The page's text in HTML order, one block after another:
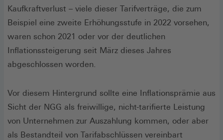
Kaufkraftverlust – viele dieser Tarifverträge, die zum
Beispiel eine zweite Erhöhungsstufe in 2022 vorsehen,
waren schon 2021 oder vor der deutlichen
Inflationssteigerung seit März dieses Jahres
abgeschlossen worden.
Vor diesem Hintergrund sollte eine Inflationsprämie aus
Sicht der NGG als freiwillige, nicht-tarifierte Leistung
von Unternehmen zur Auszahlung kommen, oder aber
als Bestandteil von Tarifabschlüssen vereinbart